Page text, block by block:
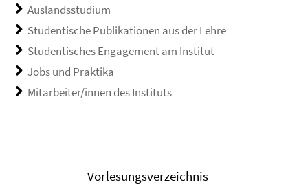
Auslandsstudium
Studentische Publikationen aus der Lehre
Studentisches Engagement am Institut
Jobs und Praktika
Mitarbeiter/innen des Instituts
Vorlesungsverzeichnis